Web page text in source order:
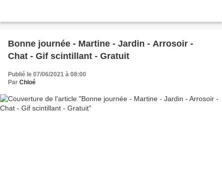
Bonne journée - Martine - Jardin - Arrosoir -
Chat - Gif scintillant - Gratuit
Publié le 07/06/2021 à 08:00
Par Chloé